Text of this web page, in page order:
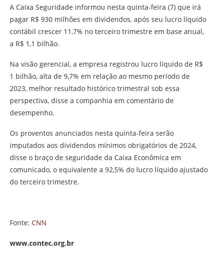
A Caixa Seguridade informou nesta quinta-feira (7) que irá
pagar R$ 930 milhões em dividendos, após seu lucro líquido
contábil crescer 11,7% no terceiro trimestre em base anual,
a R$ 1,1 bilhão.
Na visão gerencial, a empresa registrou lucro líquido de R$
1 bilhão, alta de 9,7% em relação ao mesmo período de
2023, melhor resultado histórico trimestral sob essa
perspectiva, disse a companhia em comentário de
desempenho.
Os proventos anunciados nesta quinta-feira serão
imputados aos dividendos mínimos obrigatórios de 2024,
disse o braço de seguridade da Caixa Econômica em
comunicado, o equivalente a 92,5% do lucro líquido ajustado
do terceiro trimestre.
Fonte: CNN
www.contec.org.br